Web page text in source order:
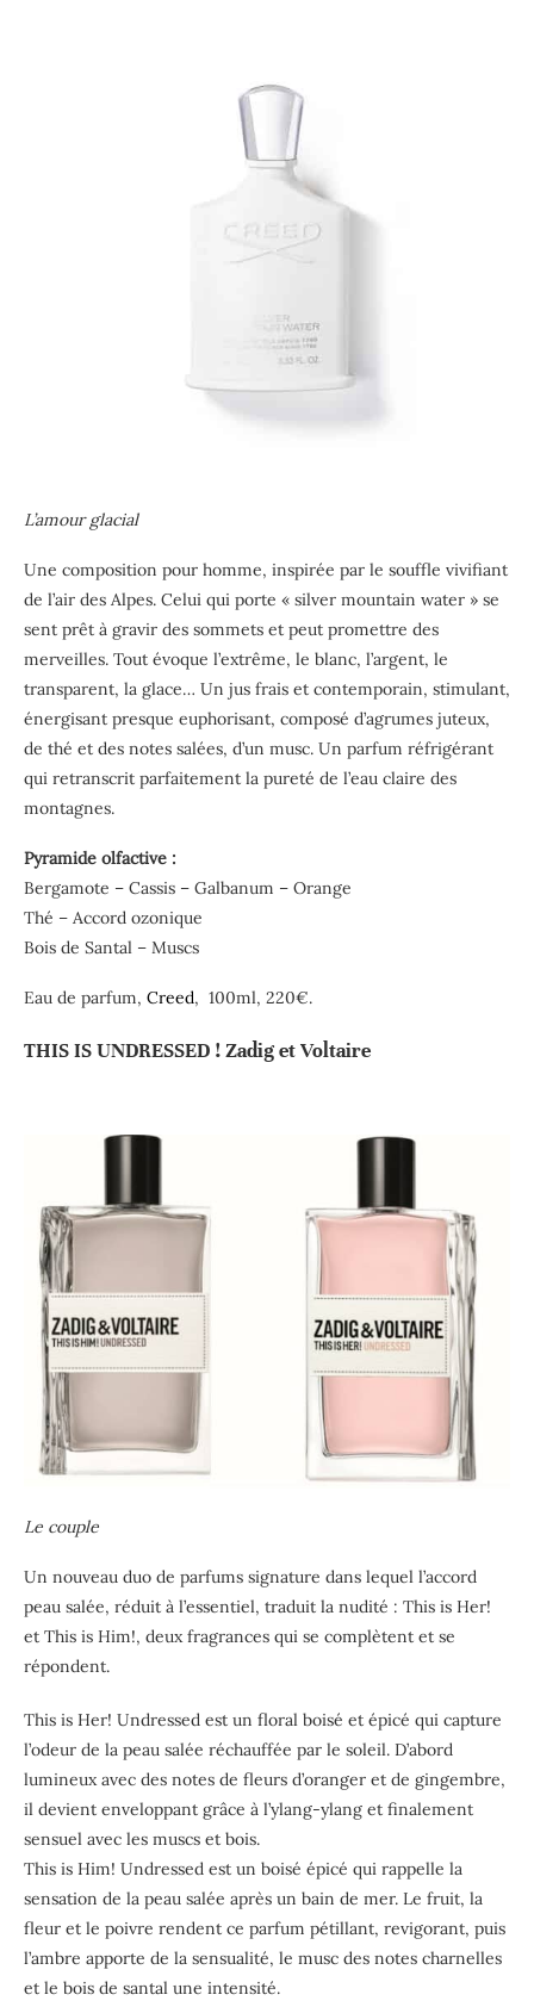
L’amour glacial
Une composition pour homme, inspirée par le souffle vivifiant
de l’air des Alpes. Celui qui porte « silver mountain water » se
sent prêt à gravir des sommets et peut promettre des
merveilles. Tout évoque l’extrême, le blanc, l’argent, le
transparent, la glace… Un jus frais et contemporain, stimulant,
énergisant presque euphorisant, composé d’agrumes juteux,
de thé et des notes salées, d’un musc. Un parfum réfrigérant
qui retranscrit parfaitement la pureté de l’eau claire des
montagnes.
Pyramide olfactive :
Bergamote – Cassis – Galbanum – Orange
Thé – Accord ozonique
Bois de Santal – Muscs
Eau de parfum, Creed, 100ml, 220€.
THIS IS UNDRESSED ! Zadig et Voltaire
Le couple
Un nouveau duo de parfums signature dans lequel l’accord
peau salée, réduit à l’essentiel, traduit la nudité : This is Her!
et This is Him!, deux fragrances qui se complètent et se
répondent.
This is Her! Undressed est un floral boisé et épicé qui capture
l’odeur de la peau salée réchauffée par le soleil. D’abord
lumineux avec des notes de fleurs d’oranger et de gingembre,
il devient enveloppant grâce à l’ylang-ylang et finalement
sensuel avec les muscs et bois.
This is Him! Undressed est un boisé épicé qui rappelle la
sensation de la peau salée après un bain de mer. Le fruit, la
fleur et le poivre rendent ce parfum pétillant, revigorant, puis
l’ambre apporte de la sensualité, le musc des notes charnelles
et le bois de santal une intensité.